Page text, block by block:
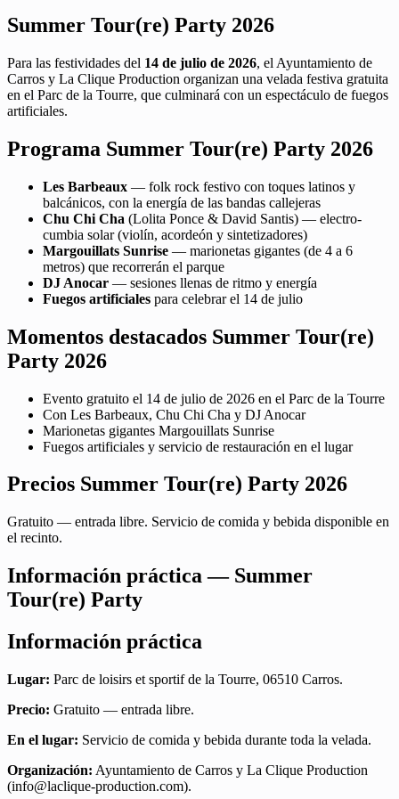
Summer Tour(re) Party 2026
Para las festividades del 14 de julio de 2026, el Ayuntamiento de
Carros y La Clique Production organizan una velada festiva gratuita
en el Parc de la Tourre, que culminará con un espectáculo de fuegos
artificiales.
Programa Summer Tour(re) Party 2026
Les Barbeaux — folk rock festivo con toques latinos y
balcánicos, con la energía de las bandas callejeras
Chu Chi Cha (Lolita Ponce & David Santis) — electro-
cumbia solar (violín, acordeón y sintetizadores)
Margouillats Sunrise — marionetas gigantes (de 4 a 6
metros) que recorrerán el parque
DJ Anocar — sesiones llenas de ritmo y energía
Fuegos artificiales para celebrar el 14 de julio
Momentos destacados Summer Tour(re)
Party 2026
Evento gratuito el 14 de julio de 2026 en el Parc de la Tourre
Con Les Barbeaux, Chu Chi Cha y DJ Anocar
Marionetas gigantes Margouillats Sunrise
Fuegos artificiales y servicio de restauración en el lugar
Precios Summer Tour(re) Party 2026
Gratuito — entrada libre. Servicio de comida y bebida disponible en
el recinto.
Información práctica — Summer
Tour(re) Party
Información práctica
Lugar: Parc de loisirs et sportif de la Tourre, 06510 Carros.
Precio: Gratuito — entrada libre.
En el lugar: Servicio de comida y bebida durante toda la velada.
Organización: Ayuntamiento de Carros y La Clique Production
(info@laclique-production.com).